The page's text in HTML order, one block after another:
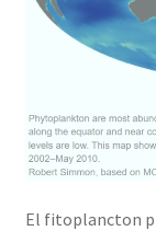
El fitoplancton